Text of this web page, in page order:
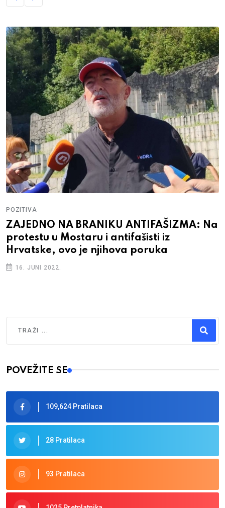
POZITIVA
ZAJEDNO NA BRANIKU ANTIFAŠIZMA: Na
protestu u Mostaru i antifašisti iz
Hrvatske, ovo je njihova poruka
16. JUNI 2022.
Type 2 or more characters for results.
POVEŽITE SE
109,624 Pratilaca
28 Pratilaca
93 Pratilaca